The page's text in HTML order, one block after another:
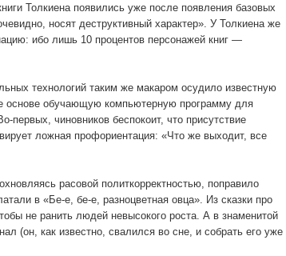
Толкиена появились уже после появления базовых
носят деструктивный характер». У Толкиена же
ибо лишь 10 процентов персонажей книг —
технологий таким же макаром осудило известную
основе обучающую компьютерную программу для
первых, чиновников беспокоит, что присутствие
ложная профориентация: «Что же выходит, все
расовой политкорректностью, поправило
в «Бе-е, бе-е, разноцветная овца». Из сказки про
не ранить людей невысокого роста. А в знаменитой
(он, как известно, свалился во сне, и собрать его уже